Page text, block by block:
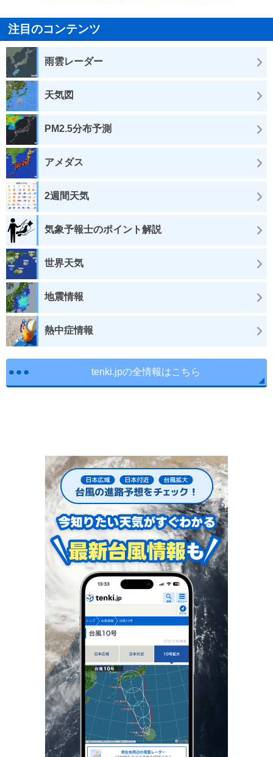
注目のコンテンツ
雨雲レーダー
天気図
PM2.5分布予測
アメダス
2週間天気
気象予報士のポイント解説
世界天気
地震情報
熱中症情報
tenki.jpの全情報はこちら